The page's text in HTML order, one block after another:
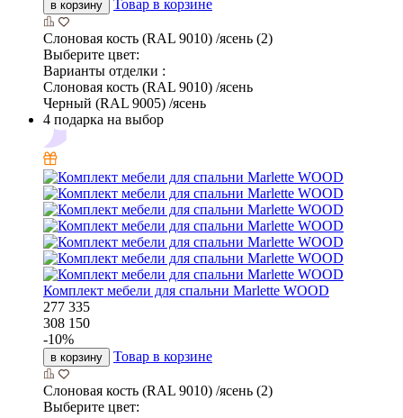
в корзину Товар в корзине
Слоновая кость (RAL 9010) /ясень (2)
Выберите цвет:
Варианты отделки :
Слоновая кость (RAL 9010) /ясень
Черный (RAL 9005) /ясень
4 подарка на выбор
Комплект мебели для спальни Marlette WOOD
277 335
308 150
-10%
в корзину Товар в корзине
Слоновая кость (RAL 9010) /ясень (2)
Выберите цвет: